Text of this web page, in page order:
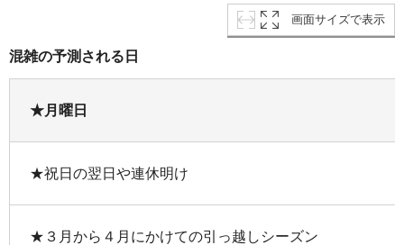
画面サイズで表示
混雑の予測される日
★月曜日
★祝日の翌日や連休明け
★３月から４月にかけての引っ越しシーズン